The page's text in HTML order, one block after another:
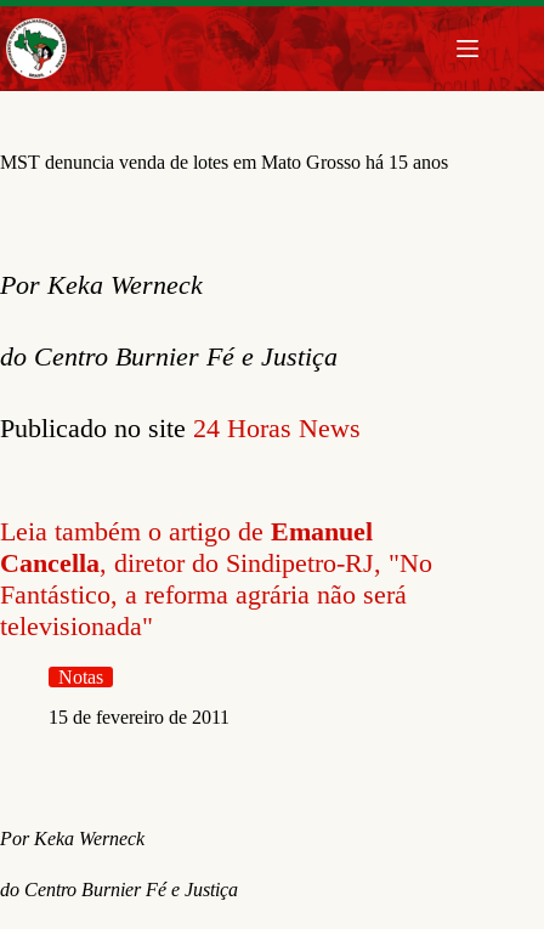
Pular
para
o
conteúdo
MST denuncia venda de lotes em Mato Grosso há 15 anos
Por Keka Werneck
do Centro Burnier Fé e Justiça
Publicado no site 24 Horas News
Leia também o artigo de Emanuel
Cancella, diretor do Sindipetro-RJ, "No
Fantástico, a reforma agrária não será
televisionada"
Notas
15 de fevereiro de 2011
Por Keka Werneck
do Centro Burnier Fé e Justiça